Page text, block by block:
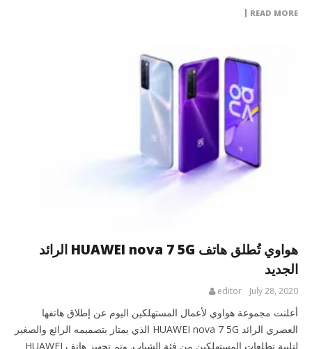
READ MORE
هواوي تُطلق هاتف HUAWEI nova 7 5G الرائد
الجديد
July 28, 2020
editor
أعلنت مجموعة هواوي لأعمال المستهلكين اليوم عن إطلاق هاتفها
العصري الرائد HUAWEI nova 7 5G الذي يمتاز بتصميمه الرائع والصغير
لتلبية تطلعات المستهلكين من فئة الشباب. وتم تجهيز هاتف HUAWEI